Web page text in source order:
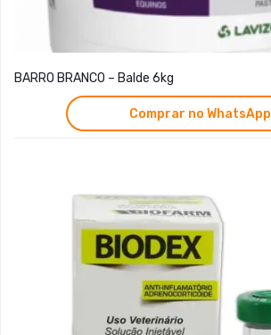
BARRO BRANCO – Balde 6kg
Comprar no WhatsApp